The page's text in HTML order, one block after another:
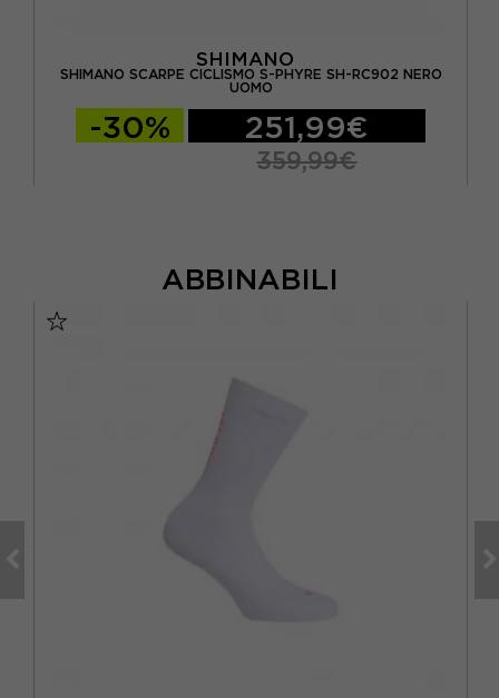
SHIMANO
SHIMANO SCARPE CICLISMO S-PHYRE SH-RC902 NERO
UOMO
-30% 251,99€
359,99€
ABBINABILI